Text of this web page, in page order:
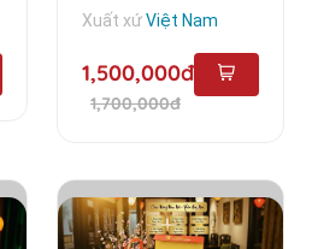
Xuất xứViệt Nam
1,500,000đ
1,700,000đ